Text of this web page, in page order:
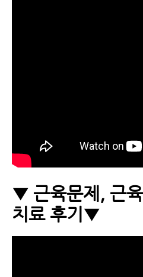
▼ 근육문제, 근
치료 후기▼